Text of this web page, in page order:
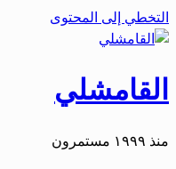
التخطي إلى المحتوى
القامشلي
منذ ١٩٩٩ مستمرون